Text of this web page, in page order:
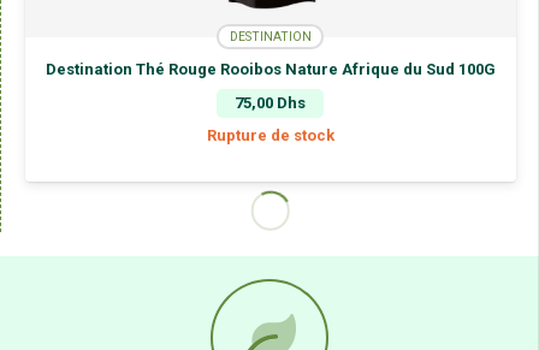
DESTINATION
Destination Thé Rouge Rooibos Nature Afrique du Sud 100G
75,00 Dhs
Rupture de stock